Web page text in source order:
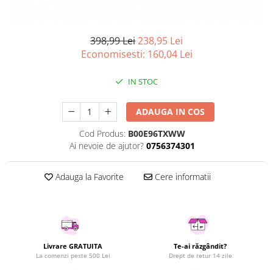
Kit-uri automatizari porti si usi
Mobila Living & Dining
Sanitare
Scule electrice si unelte
Textile si covoare
Uscatoare rufe
Utilaje si materiale de constructii
398,99 Lei238,95 Lei
Economisesti: 160,04 Lei
IN STOC
ADAUGA IN COS
Cod Produs: B00E96TXWW
Ai nevoie de ajutor? 0756374301
Adauga la Favorite Cere informatii
Livrare GRATUITA
La comenzi peste 500 Lei
Te-ai răzgândit?
Drept de retur 14 zile